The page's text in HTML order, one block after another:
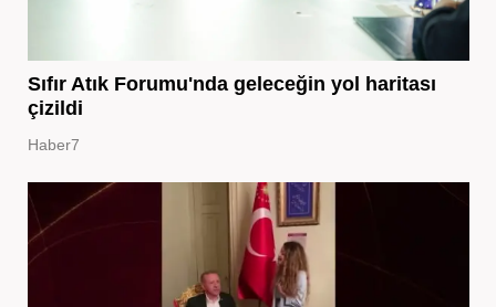
Sıfır Atık Forumu'nda geleceğin yol haritası
çizildi
Haber7